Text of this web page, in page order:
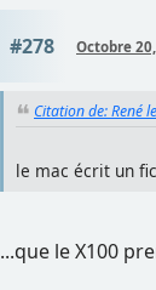
#278 Octobre
Citation de: René
le mac écrit un
...que le X100